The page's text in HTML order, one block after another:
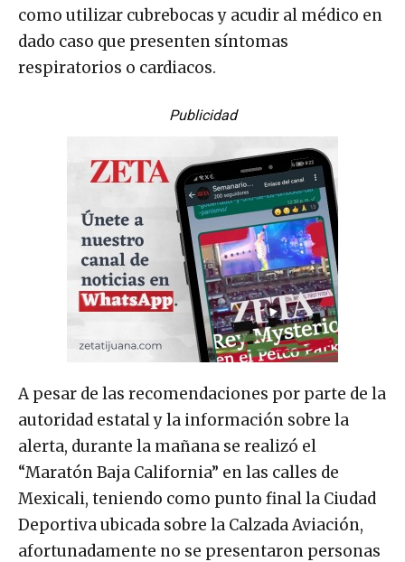
como utilizar cubrebocas y acudir al médico en
dado caso que presenten síntomas
respiratorios o cardiacos.
Publicidad
A pesar de las recomendaciones por parte de la
autoridad estatal y la información sobre la
alerta, durante la mañana se realizó el
“Maratón Baja California” en las calles de
Mexicali, teniendo como punto final la Ciudad
Deportiva ubicada sobre la Calzada Aviación,
afortunadamente no se presentaron personas